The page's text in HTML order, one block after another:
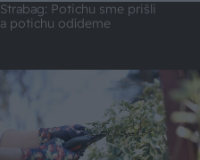
Strabag: Potichu sme prišli
a potichu odídeme